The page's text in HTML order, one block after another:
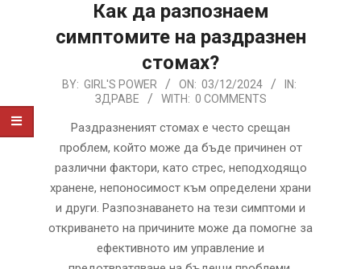
Как да разпознаем
симптомите на раздразнен
стомах?
2024-
BY: GIRL'S POWER ON: 03/12/2024
IN:
ЗДРАВЕ
WITH: 0 COMMENTS
Раздразненият стомах е често срещан
проблем, който може да бъде причинен от
различни фактори, като стрес, неподходящо
хранене, непоносимост към определени храни
и други. Разпознаването на тези симптоми и
откриването на причините може да помогне за
ефективното им управление и